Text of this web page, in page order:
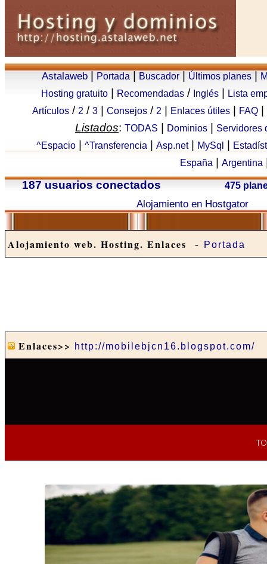
Astalaweb Portada Buscador Últimos planes
Hosting gratuito
Recomendadas / Inglés
Lista
Artículos / 2 / 3 Consejos / 2 Enlaces útiles FAQ
Listados: TODAS Dominios
Servidores
^Espacio
^Transferencia Asp.net| MySql
España
Argentina
187 usuarios conectados
475
Alojamiento en Hostgator
Alojamiento web. Hosting. Enlaces - Portada
Enlaces>> http://mobilebjcn16.blogspot.com/